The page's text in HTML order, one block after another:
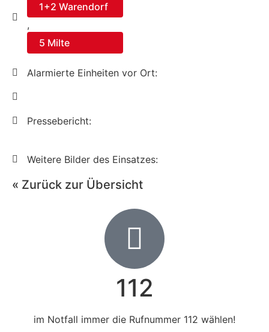
1+2 Warendorf
,
5 Milte
Alarmierte Einheiten vor Ort:
Pressebericht:
Weitere Bilder des Einsatzes:
« Zurück zur Übersicht
112
im Notfall immer die Rufnummer 112 wählen!